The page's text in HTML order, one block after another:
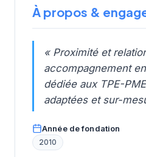
À propos &
« Proximité et
accompagnement
dédiée aux TPE-
adaptées et sur-
Année de fondation
2010